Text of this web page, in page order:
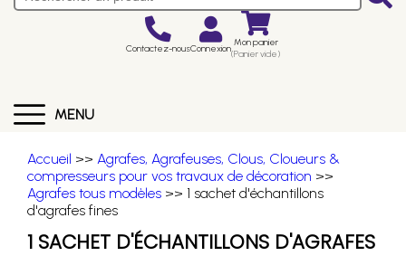
Contactez-nousConnexion Mon panier
(Panier vide)
MENU
Accueil >> Agrafes, Agrafeuses, Clous, Cloueurs &
compresseurs pour vos travaux de décoration >>
Agrafes tous modèles >> 1 sachet d'échantillons
d'agrafes fines
1 SACHET D'ÉCHANTILLONS D'AGRAFES